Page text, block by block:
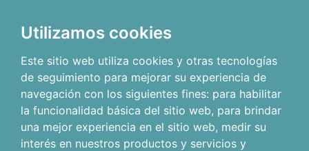
Utilizamos cookies
Este sitio web utiliza cookies y otras tecnologías
de seguimiento para mejorar su experiencia de
navegación con los siguientes fines: para habilitar
la funcionalidad básica del sitio web, para brindar
una mejor experiencia en el sitio web, medir su
interés en nuestros productos y servicios y